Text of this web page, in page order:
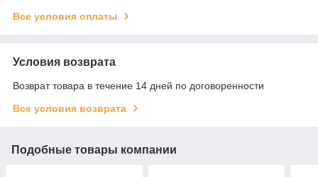
Все условия оплаты
Условия возврата
Возврат товара в течение 14 дней по договоренности
Все условия возврата
Подобные товары компании